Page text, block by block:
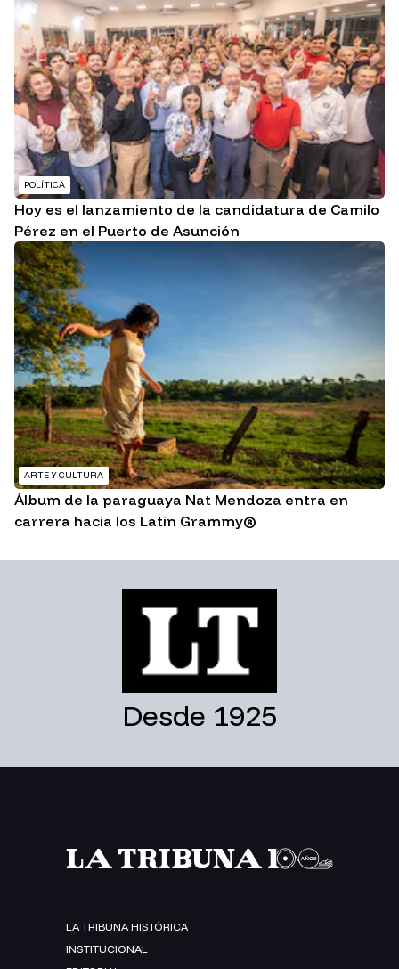
POLÍTICA
Hoy es el lanzamiento de la candidatura de Camilo
Pérez en el Puerto de Asunción
ARTE Y CULTURA
Álbum de la paraguaya Nat Mendoza entra en
carrera hacia los Latin Grammy®
Desde 1925
LA TRIBUNA HISTÓRICA
INSTITUCIONAL